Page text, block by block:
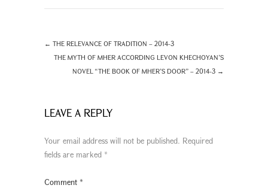
← THE RELEVANCE OF TRADITION – 2014-3
THE MYTH OF MHER ACCORDING LEVON KHECHOYAN’S
NOVEL “THE BOOK OF MHER’S DOOR” – 2014-3 →
LEAVE A REPLY
Your email address will not be published. Required
fields are marked *
Comment *